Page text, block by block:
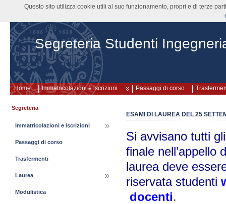
Segreteria Studenti
Home Immatricolazioni e iscrizioni Passaggi di corso
ESAMI DI LAUREA DEL 25
Si avvisano tutti
finale nell’appello
laurea deve
riservata studenti
docenti.
Segreteria
Immatricolazioni e iscrizioni
Passaggi di corso
Trasfermenti
Laurea
Modulistica
Questo sito utilizza cookie utili al suo funzionamento, propri e di terze